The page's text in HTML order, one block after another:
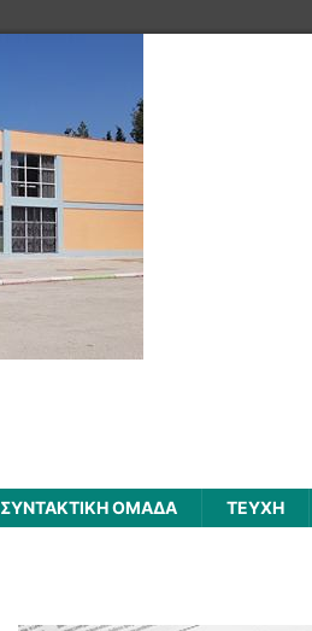
ΣΥΝΤΑΚΤΙΚΗ ΟΜΑΔΑ ΤΕΥΧΗ